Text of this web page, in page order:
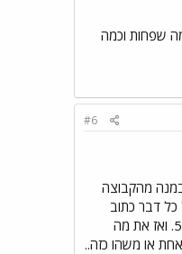
מייאש אז אני אוכלת כמה שפחות וכמה
#6
מהקבוצה
חוץ מזה, על כל דבר כתוב
קלוריות ב100 גרם... אז מה שאת צריכה לעשות זה לבדוק כמה גרם יש בקופסא. לפי זה להכפיל: נגיד - אם הקופסא זה 500 גרם - אז להכפיל ב5. ואז את מה
או משהו כזה..